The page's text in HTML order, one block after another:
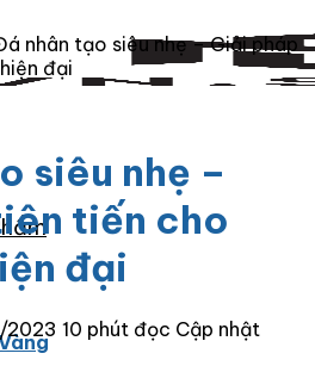
nhân tạo siêu nhẹ – Giải pháp
đại
siêu nhẹ –
tiến cho
đại
10 phút đọc Cập nhật